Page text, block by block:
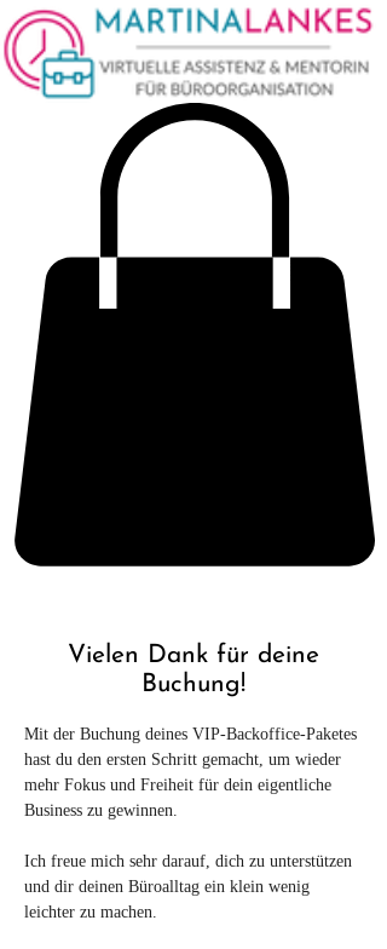
Vielen Dank für deine
Buchung!
Mit der Buchung deines VIP-Backoffice-Paketes
hast du den ersten Schritt gemacht, um wieder
mehr Fokus und Freiheit für dein eigentliche
Business zu gewinnen.
Ich freue mich sehr darauf, dich zu unterstützen
und dir deinen Büroalltag ein klein wenig
leichter zu machen.